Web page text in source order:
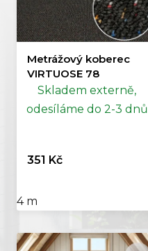
Metrážový koberec
VIRTUOSE 78
Skladem externě,
odesíláme do 2-3 dnů
351 Kč
4 m